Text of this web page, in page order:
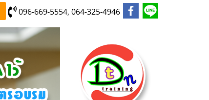
096-669-5554, 064-325-4946